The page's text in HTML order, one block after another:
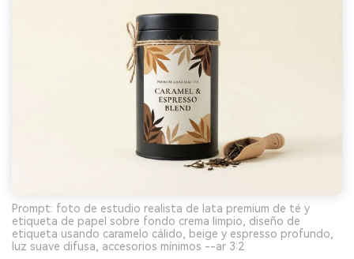
Prompt: foto de estudio realista de lata premium de té y
etiqueta de papel sobre fondo crema limpio, diseño de
etiqueta usando caramelo cálido, beige y espresso profundo,
luz suave difusa, accesorios mínimos --ar 3:2
Crea imágenes IA
ilimitadas. 100 %
gratis!
Empieza Gratis→